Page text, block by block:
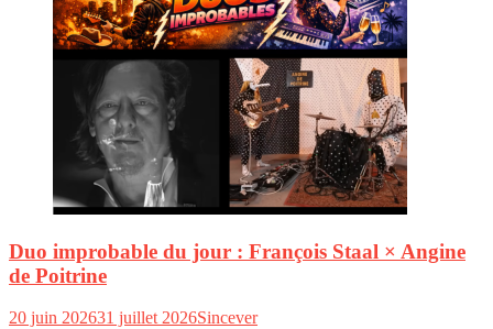
Duo improbable du jour : François Staal × Angine
de Poitrine
20 juin 202631 juillet 2026Sincever